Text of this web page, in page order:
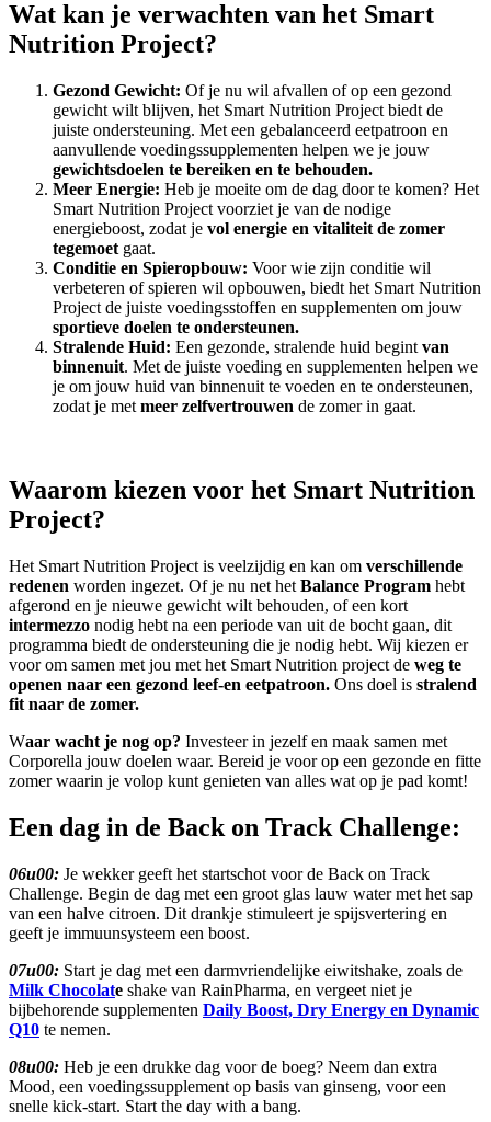
Wat kan je verwachten van het Smart
Nutrition Project?
Gezond Gewicht: Of je nu wil afvallen of op een gezond
gewicht wilt blijven, het Smart Nutrition Project biedt de
juiste ondersteuning. Met een gebalanceerd eetpatroon en
aanvullende voedingssupplementen helpen we je jouw
gewichtsdoelen te bereiken en te behouden.
Meer Energie: Heb je moeite om de dag door te komen? Het
Smart Nutrition Project voorziet je van de nodige
energieboost, zodat je vol energie en vitaliteit de zomer
tegemoet gaat.
Conditie en Spieropbouw: Voor wie zijn conditie wil
verbeteren of spieren wil opbouwen, biedt het Smart Nutrition
Project de juiste voedingsstoffen en supplementen om jouw
sportieve doelen te ondersteunen.
Stralende Huid: Een gezonde, stralende huid begint van
binnenuit. Met de juiste voeding en supplementen helpen we
je om jouw huid van binnenuit te voeden en te ondersteunen,
zodat je met meer zelfvertrouwen de zomer in gaat.
Waarom kiezen voor het Smart Nutrition
Project?
Het Smart Nutrition Project is veelzijdig en kan om verschillende
redenen worden ingezet. Of je nu net het Balance Program hebt
afgerond en je nieuwe gewicht wilt behouden, of een kort
intermezzo nodig hebt na een periode van uit de bocht gaan, dit
programma biedt de ondersteuning die je nodig hebt. Wij kiezen er
voor om samen met jou met het Smart Nutrition project de weg te
openen naar een gezond leef-en eetpatroon. Ons doel is stralend
fit naar de zomer.
Waar wacht je nog op? Investeer in jezelf en maak samen met
Corporella jouw doelen waar. Bereid je voor op een gezonde en fitte
zomer waarin je volop kunt genieten van alles wat op je pad komt!
Een dag in de Back on Track Challenge:
06u00: Je wekker geeft het startschot voor de Back on Track
Challenge. Begin de dag met een groot glas lauw water met het sap
van een halve citroen. Dit drankje stimuleert je spijsvertering en
geeft je immuunsysteem een boost.
07u00: Start je dag met een darmvriendelijke eiwitshake, zoals de
Milk Chocolate shake van RainPharma, en vergeet niet je
bijbehorende supplementen Daily Boost, Dry Energy en Dynamic
Q10 te nemen.
08u00: Heb je een drukke dag voor de boeg? Neem dan extra
Mood, een voedingssupplement op basis van ginseng, voor een
snelle kick-start. Start the day with a bang.